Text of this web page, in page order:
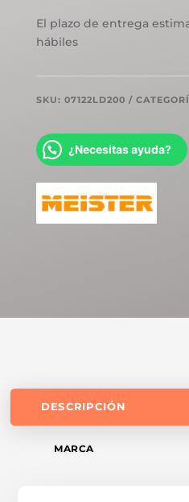
07122
CANTIDAD
El plazo de entrega
hábiles
SKU: 07122LD200
¿Necesitas ayuda?
DESCRIPCIÓN
MARCA